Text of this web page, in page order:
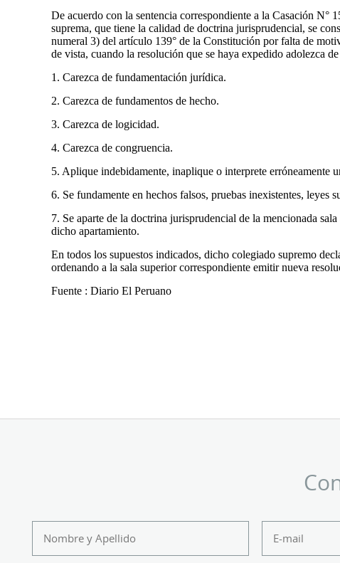
De acuerdo con la sentencia correspondiente a la Casación N°
suprema, que tiene la calidad de doctrina jurisprudencial, se
numeral 3) del artículo 139° de la Constitución por falta de
de vista, cuando la resolución que se haya expedido adolezca
1. Carezca de fundamentación jurídica.
2. Carezca de fundamentos de hecho.
3. Carezca de logicidad.
4. Carezca de congruencia.
5. Aplique indebidamente, inaplique o interprete erróneamente
6. Se fundamente en hechos falsos, pruebas inexistentes, leyes
7. Se aparte de la doctrina jurisprudencial de la mencionada
dicho apartamiento.
En todos los supuestos indicados, dicho colegiado supremo
ordenando a la sala superior correspondiente emitir nueva
Fuente : Diario El Peruano